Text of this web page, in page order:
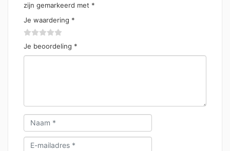
zijn gemarkeerd met *
Je waardering *
Je beoordeling *